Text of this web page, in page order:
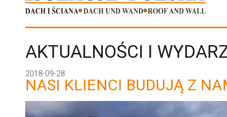
AKTUALNOŚCI I
2018-09-28
NASI KLIENCI BUDUJĄ Z